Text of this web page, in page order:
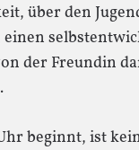
über den
einen
der Freundin
beginnt, ist